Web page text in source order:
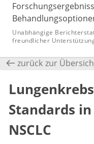
Unabhängige
freundlicher
zurück zur
Standards
NSCLC